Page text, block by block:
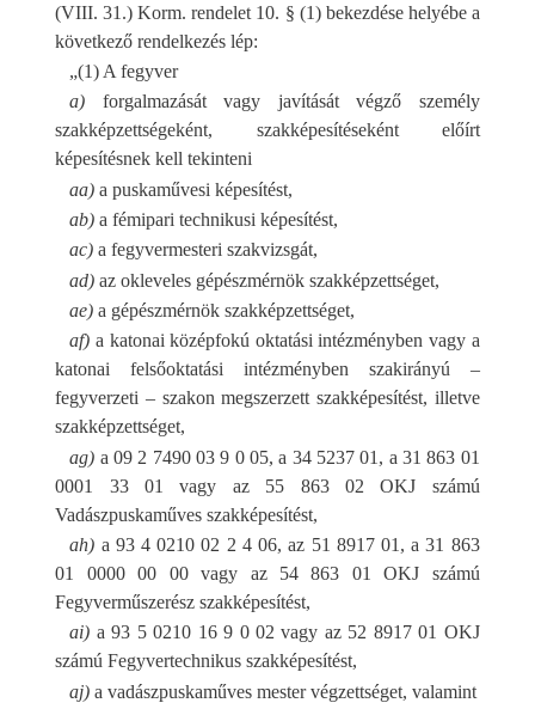
(VIII. 31.) Korm. rendelet 10. § (1) bekezdése helyébe a
következő rendelkezés lép:
„(1) A fegyver
a) forgalmazását vagy javítását végző személy
szakképzettségeként, szakképesítéseként előírt
képesítésnek kell tekinteni
aa) a puskaművesi képesítést,
ab) a fémipari technikusi képesítést,
ac) a fegyvermesteri szakvizsgát,
ad) az okleveles gépészmérnök szakképzettséget,
ae) a gépészmérnök szakképzettséget,
af) a katonai középfokú oktatási intézményben vagy a
katonai felsőoktatási intézményben szakirányú –
fegyverzeti – szakon megszerzett szakképesítést, illetve
szakképzettséget,
ag) a 09 2 7490 03 9 0 05, a 34 5237 01, a 31 863 01
0001 33 01 vagy az 55 863 02 OKJ számú
Vadászpuskaműves szakképesítést,
ah) a 93 4 0210 02 2 4 06, az 51 8917 01, a 31 863
01 0000 00 00 vagy az 54 863 01 OKJ számú
Fegyverműszerész szakképesítést,
ai) a 93 5 0210 16 9 0 02 vagy az 52 8917 01 OKJ
számú Fegyvertechnikus szakképesítést,
aj) a vadászpuskaműves mester végzettséget, valamint